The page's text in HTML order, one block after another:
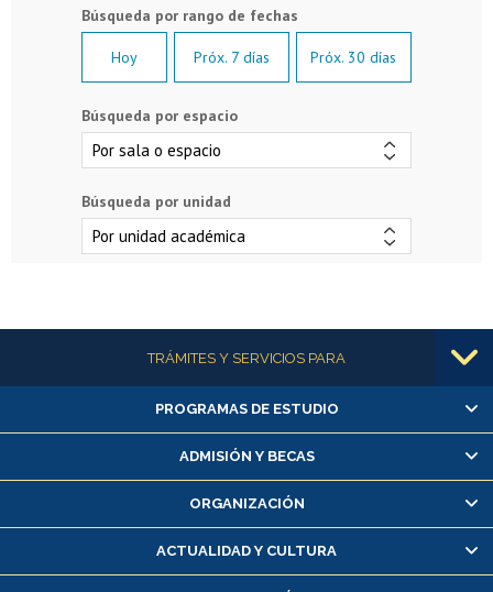
Hoy Próx. 7 días Próx. 30 días
Búsqueda por espacio
Búsqueda por unidad
Más informaciónTRÁMITES Y SERVICIOS PARA
Alumnas/os y exalumnas/os
Matrícula en línea
Inscripción y cambio de asignaturas
Consulta y certificado de notas
Servicio médico y dental
PROGRAMAS DE ESTUDIO
ADMISIÓN Y BECAS
ORGANIZACIÓN
ACTUALIDAD Y CULTURA